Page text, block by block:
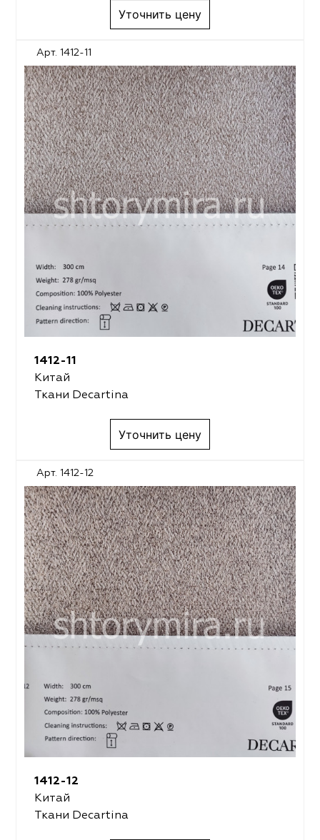
Уточнить цену
Арт. 1412-11
1412-11
Китай
Ткани Decartina
Уточнить цену
Арт. 1412-12
1412-12
Китай
Ткани Decartina